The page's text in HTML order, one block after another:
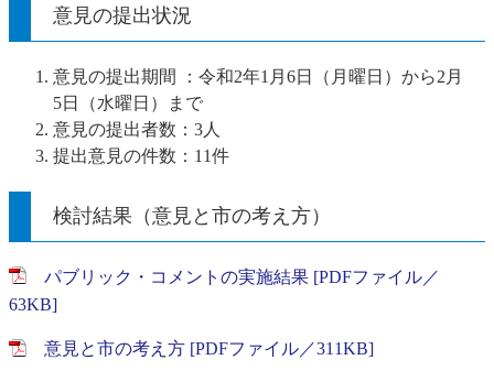
意見の提出状況
意見の提出期間 ：令和2年1月6日（月曜日）から2月
5日（水曜日）まで
意見の提出者数：3人
提出意見の件数：11件
検討結果（意見と市の考え方）
パブリック・コメントの実施結果 [PDFファイル／
63KB]
意見と市の考え方 [PDFファイル／311KB]